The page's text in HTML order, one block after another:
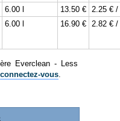
6.00 l 13.50 € 2.25 € /
6.00 l 16.90 € 2.82 € /
Everclean - Less
connectez-vous.